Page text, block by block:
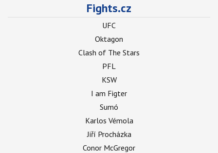
Fights.cz
UFC
Oktagon
Clash of The Stars
PFL
KSW
I am Figter
Sumó
Karlos Vémola
Jiří Procházka
Conor McGregor